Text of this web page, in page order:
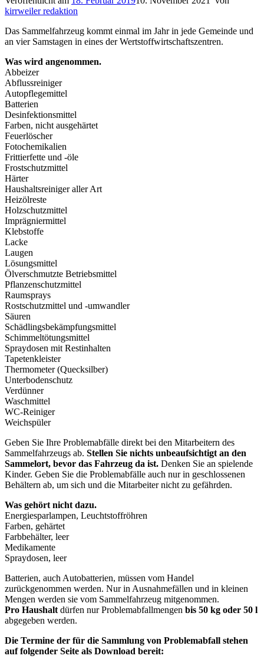
kirrweiler redaktion
Das Sammelfahrzeug kommt einmal im Jahr in jede Gemeinde und
an vier Samstagen in eines der Wertstoffwirtschaftszentren.
Was wird angenommen.
Abbeizer
Abflussreiniger
Autopflegemittel
Batterien
Desinfektionsmittel
Farben, nicht ausgehärtet
Feuerlöscher
Fotochemikalien
Frittierfette und -öle
Frostschutzmittel
Härter
Haushaltsreiniger aller Art
Heizölreste
Holzschutzmittel
Imprägniermittel
Klebstoffe
Lacke
Laugen
Lösungsmittel
Ölverschmutzte Betriebsmittel
Pflanzenschutzmittel
Raumsprays
Rostschutzmittel und -umwandler
Säuren
Schädlingsbekämpfungsmittel
Schimmeltötungsmittel
Spraydosen mit Restinhalten
Tapetenkleister
Thermometer (Quecksilber)
Unterbodenschutz
Verdünner
Waschmittel
WC-Reiniger
Weichspüler
Geben Sie Ihre Problemabfälle direkt bei den Mitarbeitern des
Sammelfahrzeugs ab. Stellen Sie nichts unbeaufsichtigt an den
Sammelort, bevor das Fahrzeug da ist. Denken Sie an spielende
Kinder. Geben Sie die Problemabfälle auch nur in geschlossenen
Behältern ab, um sich und die Mitarbeiter nicht zu gefährden.
Was gehört nicht dazu.
Energiesparlampen, Leuchtstoffröhren
Farben, gehärtet
Farbbehälter, leer
Medikamente
Spraydosen, leer
Batterien, auch Autobatterien, müssen vom Handel
zurückgenommen werden. Nur in Ausnahmefällen und in kleinen
Mengen werden sie vom Sammelfahrzeug mitgenommen.
Pro Haushalt dürfen nur Problemabfallmengen bis 50 kg oder 50 l
abgegeben werden.
Die Termine der für die Sammlung von Problemabfall stehen
auf folgender Seite als Download bereit: